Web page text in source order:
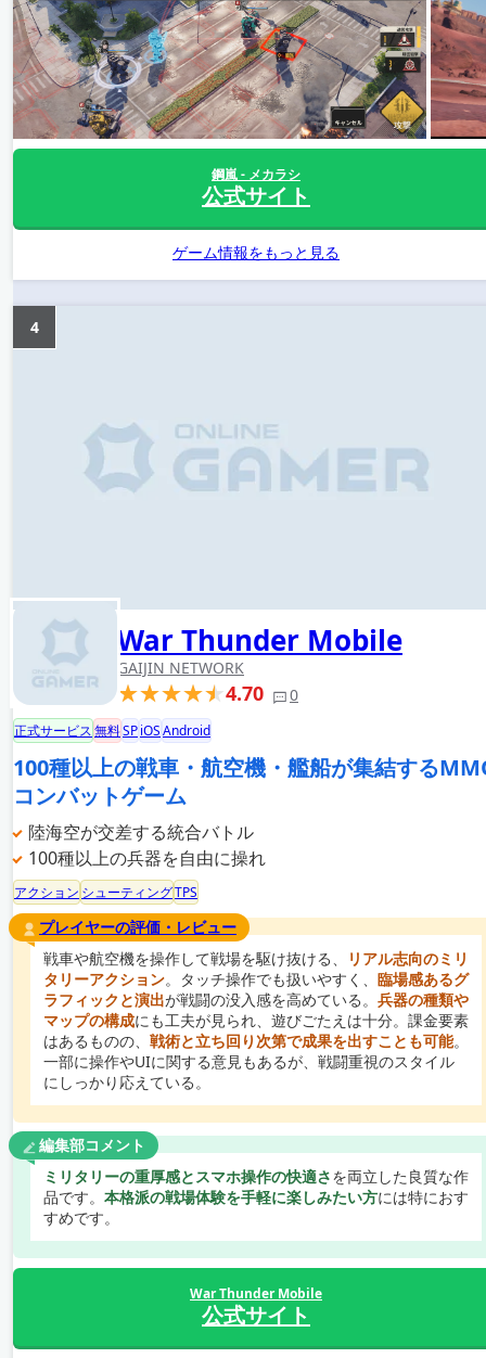
鋼嵐 - メカラシ
公式サイト
ゲーム情報をもっと見る
War Thunder Mobile
GAIJIN NETWORK
4.70 0
4
正式サービス無料SPiOSAndroid
100種以上の戦車・航空機・艦船が集結する
コンバットゲーム
陸海空が交差する統合バトル
100種以上の兵器を自由に操れ
アクション シューティングTPS
プレイヤーの評価・レビュー
戦車や航空機を操作して戦場を駆け抜ける、
リアル志向のミリ
タリーアクション。タッチ操作でも扱いやすく、 臨場感あるグ
ラフィックと演出が戦闘の没入感を高めている。 兵器の種類や
マップの構成にも工夫が見られ、遊びごたえは十分。課金要素
はあるものの、 戦術と立ち回り次第で成果を出すことも可能。
一部に操作やUIに関する意見もあるが、戦闘重視のスタイル
にしっかり応えている。
編集部コメント
ミリタリーの重厚感とスマホ操作の快適さを両立した良質な作
品です。 本格派の戦場体験を手軽に楽しみたい方には特におす
すめです。
War Thunder Mobile
公式サイト